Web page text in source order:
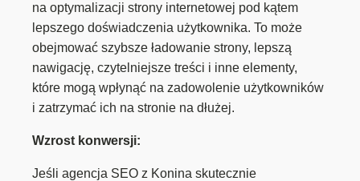
na optymalizacji strony internetowej pod kątem
lepszego doświadczenia użytkownika. To może
obejmować szybsze ładowanie strony, lepszą
nawigację, czytelniejsze treści i inne elementy,
które mogą wpłynąć na zadowolenie użytkowników
i zatrzymać ich na stronie na dłużej.
Wzrost konwersji:
Jeśli agencja SEO z Konina skutecznie